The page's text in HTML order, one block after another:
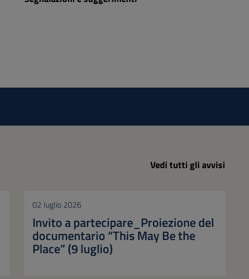
Vedi tutti gli avvisi
02 luglio 2026
Invito a partecipare_Proiezione del
documentario “This May Be the
Place” (9 luglio)